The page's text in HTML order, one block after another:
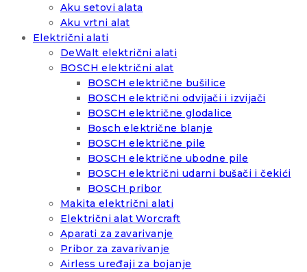
Aku setovi alata
Aku vrtni alat
Električni alati
DeWalt električni alati
BOSCH električni alat
BOSCH električne bušilice
BOSCH električni odvijači i izvijači
BOSCH električne glodalice
Bosch električne blanje
BOSCH električne pile
BOSCH električne ubodne pile
BOSCH električni udarni bušači i čekići
BOSCH pribor
Makita električni alati
Električni alat Worcraft
Aparati za zavarivanje
Pribor za zavarivanje
Airless uređaji za bojanje